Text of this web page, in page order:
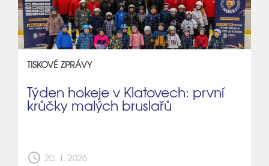
TISKOVÉ ZPRÁVY
Týden hokeje v Klatovech: první
krůčky malých bruslařů
schedule 20. 1. 2026